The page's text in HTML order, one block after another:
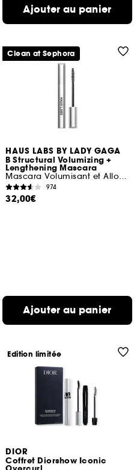
Ajouter au panier
HAUS LABS BY LADY GAGA
B Structural Volumizing +
Lengthening Mascara
Mascara Volumisant et Allongeant
974
32,00€
Ajouter au panier
Clean at Sephora
DIOR
Coffret Diorshow Iconic
Edition limitée